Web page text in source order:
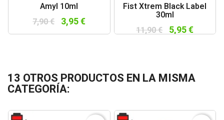
Amyl 10ml
7,90 € 3,95 €
Fist Xtrem Black Label
30ml
11,90 € 5,95 €
13 OTROS PRODUCTOS EN LA MISMA
CATEGORÍA: